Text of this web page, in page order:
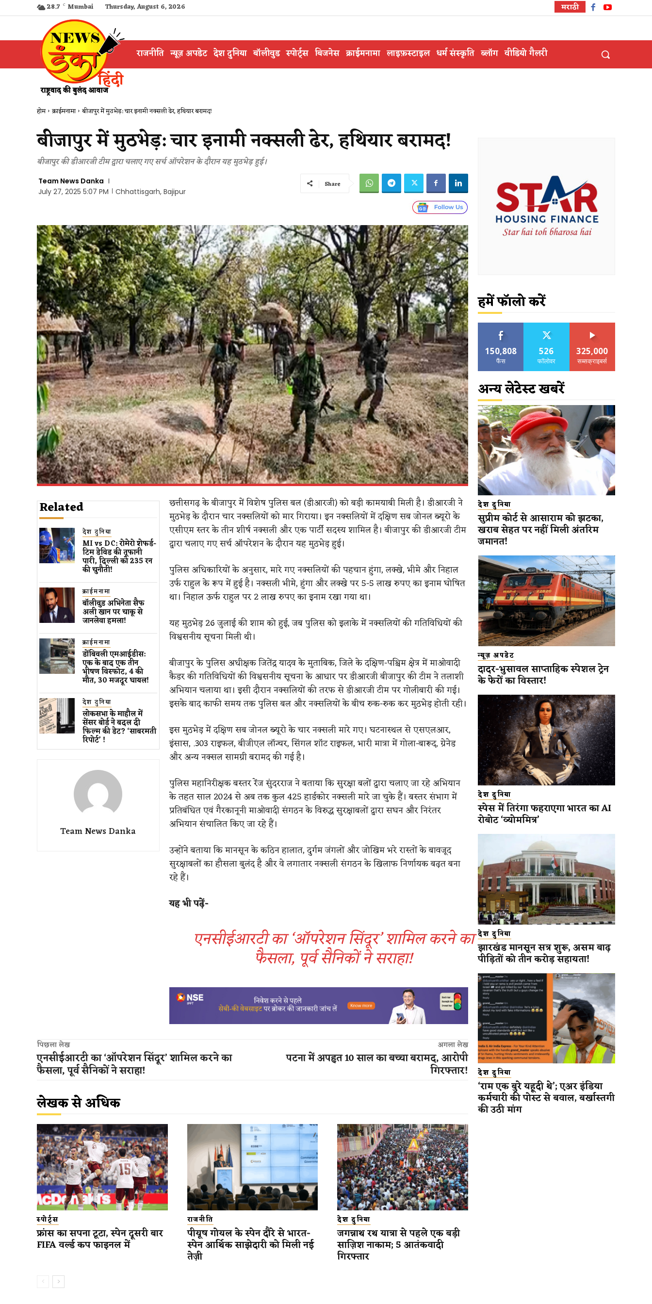
28.7 C Mumbai Thursday, August 6, 2026 मराठी
राजनीति न्यूज़ अपडेट देश दुनिया बॉलीवुड स्पोर्ट्स बिजनेस क्राईमनामा लाइफ़स्टाइल धर्म संस्कृति ब्लॉग वीडियो गैलरी
होम क्राईमनामा बीजापुर में मुठभेड़: चार इनामी नक्सली ढेर, हथियार बरामद!
बीजापुर में मुठभेड़: चार इनामी नक्सली ढेर, हथियार बरामद!
बीजापुर की डीआरजी टीम द्वारा चलाए गए सर्च ऑपरेशन के दौरान यह मुठभेड़ हुई।
Team News Danka
July 27, 2025 5:07 PM
Chhattisgarh, Bajipur
Share
Related
देश दुनिया
MI vs DC: रोमेरो शेफर्ड-
टिम डेविड की तूफानी
पारी, दिल्ली को 235 रन
की चुनौती!
क्राईमनामा
बॉलीवुड​ अभिनेता सैफ
अली खान पर चाकू से ​
जानलेवा हमला​!
क्राईमनामा
डोंबिवली एमआईडीस:
एक के बाद एक तीन
भीषण विस्फोट, 4 की
मौत, 30 मजदूर घायल!
देश दुनिया
लोकसभा के माहौल में
सेंसर बोर्ड ने बदल दी
फिल्म की डेट? ‘साबरमती
रिपोर्ट’ !
Team News Danka
छत्तीसगढ़ के बीजापुर में विशेष पुलिस बल (डीआरजी) को बड़ी कामयाबी मिली है। डीआरजी ने
मुठभेड़ के दौरान चार नक्सलियों को मार गिराया। इन नक्सलियों में दक्षिण सब जोनल ब्यूरो के
एसीएम स्तर के तीन शीर्ष नक्सली और एक पार्टी सदस्य शामिल है।बीजापुर की डीआरजी टीम
द्वारा चलाए गए सर्च ऑपरेशन के दौरान यह मुठभेड़ हुई।
पुलिस अधिकारियों के अनुसार, मारे गए नक्सलियों की पहचान हुंगा, लक्खे, भीमे और निहाल
उर्फ राहुल के रूप में हुई है। नक्सली भीमे, हुंगा और लक्खे पर 5-5 लाख रुपए का इनाम घोषित
था। निहाल ऊर्फ राहुल पर 2 लाख रुपए का इनाम रखा गया था।
यह मुठभेड़ 26 जुलाई की शाम को हुई, जब पुलिस को इलाके में नक्सलियों की गतिविधियों की
विश्वसनीय सूचना मिली थी।
बीजापुर के पुलिस अधीक्षक जितेंद्र यादव के मुताबिक, जिले के दक्षिण-पश्चिम क्षेत्र में माओवादी
कैडर की गतिविधियों की विश्वसनीय सूचना के आधार पर डीआरजी बीजापुर की टीम ने तलाशी
अभियान चलाया था। इसी दौरान नक्सलियों की तरफ से डीआरजी टीम पर गोलीबारी की गई।
इसके बाद काफी समय तक पुलिस बल और नक्सलियों के बीच रुक-रुक कर मुठभेड़ होती रही।
इस मुठभेड़ में दक्षिण सब जोनल ब्यूरो के चार नक्सली मारे गए। घटनास्थल से एसएलआर,
इंसास, .303 राइफल, बीजीएल लॉन्चर, सिंगल शॉट राइफल, भारी मात्रा में गोला-बारूद, ग्रेनेड
और अन्य नक्सल सामग्री बरामद की गई है।
पुलिस महानिरीक्षक बस्तर रेंज सुंदरराज ने बताया कि सुरक्षा बलों द्वारा चलाए जा रहे अभियान
के तहत साल 2024 से अब तक कुल 425 हार्डकोर नक्सली मारे जा चुके हैं। बस्तर संभाग में
प्रतिबंधित एवं गैरकानूनी माओवादी संगठन के विरुद्ध सुरक्षाबलों द्वारा सघन और निरंतर
अभियान संचालित किए जा रहे हैं।
उन्होंने बताया कि मानसून के कठिन हालात, दुर्गम जंगलों और जोखिम भरे रास्तों के बावजूद
सुरक्षाबलों का हौसला बुलंद है और वे लगातार नक्सली संगठन के खिलाफ निर्णायक बढ़त बना
रहे हैं।
यह भी पढ़ें-
एनसीईआरटी का ‘ऑपरेशन सिंदूर’ शामिल करने का
फैसला, पूर्व सैनिकों ने सराहा!
पिछला लेख
एनसीईआरटी का ‘ऑपरेशन सिंदूर’ शामिल करने का
फैसला, पूर्व सैनिकों ने सराहा!
अगला लेख
पटना में अपहृत 10 साल का बच्चा बरामद, आरोपी
गिरफ्तार!
लेखक से अधिक
स्पोर्ट्स
फ्रांस का सपना टूटा, स्पेन दूसरी बार
FIFA वर्ल्ड कप फाइनल में
राजनीति
पीयूष गोयल के स्पेन दौरे से भारत-
स्पेन आर्थिक साझेदारी को मिली नई
तेज़ी
देश दुनिया
जगन्नाथ रथ यात्रा से पहले एक बड़ी
साज़िश नाकाम; 5 आतंकवादी
गिरफ्तार
हमें फॉलो करें
150,808
फैंस
526
फॉलोवर
325,000
सब्सक्राइबर्स
अन्य लेटेस्ट खबरें
देश दुनिया
सुप्रीम कोर्ट से आसाराम को झटका,
खराब सेहत पर नहीं मिली अंतरिम
जमानत!
न्यूज़ अपडेट
दादर-भुसावल साप्ताहिक स्पेशल ट्रेन
के फेरों का विस्तार!
देश दुनिया
स्पेस में तिरंगा फहराएगा भारत का AI
रोबोट ‘व्योममित्र’
देश दुनिया
झारखंड मानसून सत्र शुरू, असम बाढ़
पीड़ितों को तीन करोड़ सहायता!
देश दुनिया
‘राम एक बुरे यहूदी थे’; एअर इंडिया
कर्मचारी की पोस्ट से बवाल, बर्खास्तगी
की उठी मांग